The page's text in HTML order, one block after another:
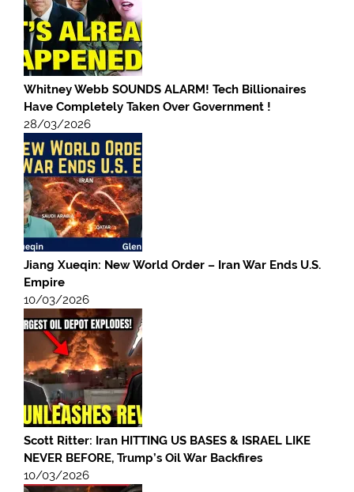
Whitney Webb SOUNDS ALARM! Tech Billionaires
Have Completely Taken Over Government !
28/03/2026
Jiang Xueqin: New World Order – Iran War Ends U.S.
Empire
10/03/2026
Scott Ritter: Iran HITTING US BASES & ISRAEL LIKE
NEVER BEFORE, Trump’s Oil War Backfires
10/03/2026